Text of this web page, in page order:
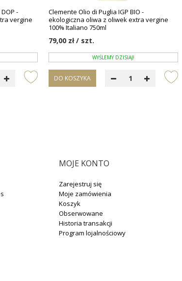
-
vergine
Clemente Olio di Puglia IGP BIO -
ekologiczna oliwa z oliwek extra vergine
100% Italiano 750ml
79,00 zł / szt.
WYŚLEMY DZISIAJ!
DO KOSZYKA
MOJE KONTO
Zarejestruj się
Moje zamówienia
Koszyk
Obserwowane
Historia transakcji
Program lojalnościowy